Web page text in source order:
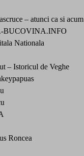
– atunci ca si acum
BUCOVINA.INFO
Nationala
– Istoricul de Veghe
Roncea